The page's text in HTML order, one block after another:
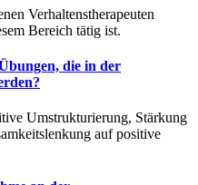
Verhaltenstherapeuten
Bereich tätig ist.
die in der
Umstrukturierung, Stärkung
auf positive